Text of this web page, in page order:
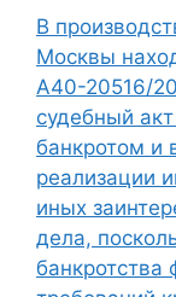
В
Москвы
А40-20516/
судебный
банкротом и
реализации
иных
дела,
банкротства